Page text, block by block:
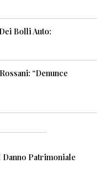
Bolli Auto:
“Denunce
Danno Patrimoniale